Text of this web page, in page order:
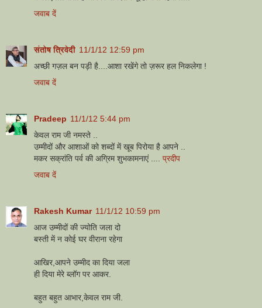
जवाब दें
संतोष त्रिवेदी 11/1/12 12:59 pm
अच्छी गज़ल बन पड़ी है....आशा रखेंगे तो ज़रूर हल निकलेगा !
जवाब दें
Pradeep 11/1/12 5:44 pm
केवल राम जी नमस्ते ..
उम्मीदों और आशाओं को शब्दों में खूब पिरोया है आपने ..
मकर सक्रांति पर्व की अग्रिम शुभकामनाएं .... प्रदीप
जवाब दें
Rakesh Kumar 11/1/12 10:59 pm
आज उम्मीदों की ज्योति जला दो
बस्ती में न कोई घर वीराना रहेगा
आखिर,आपने उम्मीद का दिया जला
ही दिया मेरे ब्लॉग पर आकर.
बहुत बहुत आभार,केवल राम जी.